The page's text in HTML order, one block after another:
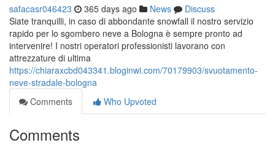
safacasr046423 365 days ago News
Discuss
Siate tranquilli, in caso di abbondante snowfall il nostro servizio
rapido per lo sgombero neve a Bologna è sempre pronto ad
intervenire! I nostri operatori professionisti lavorano con
attrezzature di ultima
https://chiaraxcbd043341.bloginwi.com/70179903/svuotamento-
neve-stradale-bologna
Comments
Who Upvoted
Comments